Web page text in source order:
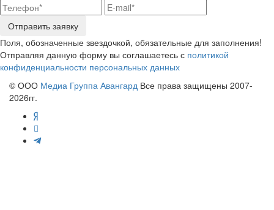
Отправить заявку
Поля, обозначенные звездочкой, обязательные для заполнения!
Отправляя данную форму вы соглашаетесь с политикой
конфиденциальности персональных данных
© ООО Медиа Группа Авангард Все права защищены 2007-
2026гг.